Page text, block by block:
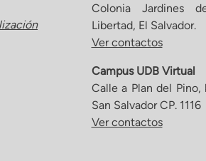
Colonia Jardines
Libertad, El Salvador.
Ver contactos
Campus UDB Virtual
Calle a Plan del Pino,
San Salvador CP. 1116
Ver contactos